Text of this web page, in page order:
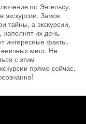
по Энгельсу,
экскурсии. Замок
тайны, а экскурсии,
наполнят их день
интересные факты,
мест. Не
с этим
прямо сейчас,